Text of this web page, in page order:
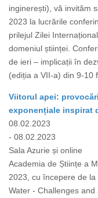
inginerești), vă invităm
2023 la lucrările
prilejul Zilei
domeniul științei.
de ieri – implicații în
(ediția a VII-a) din 9-10
Viitorul apei:
exponențiale inspirat
08.02.2023
- 08.02.2023
Sala Azurie și online
Academia de Științe a
2023, cu începere de
Water - Challenges